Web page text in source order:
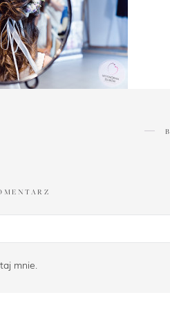
mnie.